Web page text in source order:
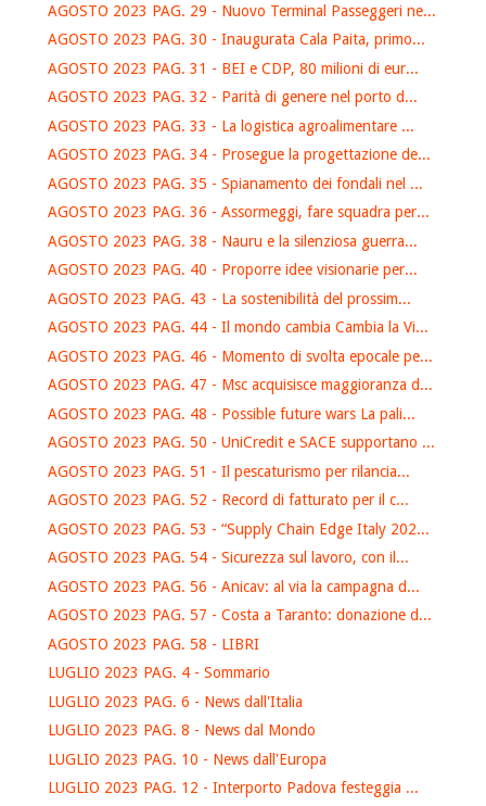
AGOSTO 2023 PAG. 29 - Nuovo Terminal Passeggeri ne...
AGOSTO 2023 PAG. 30 - Inaugurata Cala Paita, primo...
AGOSTO 2023 PAG. 31 - BEI e CDP, 80 milioni di eur...
AGOSTO 2023 PAG. 32 - Parità di genere nel porto d...
AGOSTO 2023 PAG. 33 - La logistica agroalimentare ...
AGOSTO 2023 PAG. 34 - Prosegue la progettazione de...
AGOSTO 2023 PAG. 35 - Spianamento dei fondali nel ...
AGOSTO 2023 PAG. 36 - Assormeggi, fare squadra per...
AGOSTO 2023 PAG. 38 - Nauru e la silenziosa guerra...
AGOSTO 2023 PAG. 40 - Proporre idee visionarie per...
AGOSTO 2023 PAG. 43 - La sostenibilità del prossim...
AGOSTO 2023 PAG. 44 - Il mondo cambia Cambia la Vi...
AGOSTO 2023 PAG. 46 - Momento di svolta epocale pe...
AGOSTO 2023 PAG. 47 - Msc acquisisce maggioranza d...
AGOSTO 2023 PAG. 48 - Possible future wars La pali...
AGOSTO 2023 PAG. 50 - UniCredit e SACE supportano ...
AGOSTO 2023 PAG. 51 - Il pescaturismo per rilancia...
AGOSTO 2023 PAG. 52 - Record di fatturato per il c...
AGOSTO 2023 PAG. 53 - “Supply Chain Edge Italy 202...
AGOSTO 2023 PAG. 54 - Sicurezza sul lavoro, con il...
AGOSTO 2023 PAG. 56 - Anicav: al via la campagna d...
AGOSTO 2023 PAG. 57 - Costa a Taranto: donazione d...
AGOSTO 2023 PAG. 58 - LIBRI
LUGLIO 2023 PAG. 4 - Sommario
LUGLIO 2023 PAG. 6 - News dall'Italia
LUGLIO 2023 PAG. 8 - News dal Mondo
LUGLIO 2023 PAG. 10 - News dall'Europa
LUGLIO 2023 PAG. 12 - Interporto Padova festeggia ...